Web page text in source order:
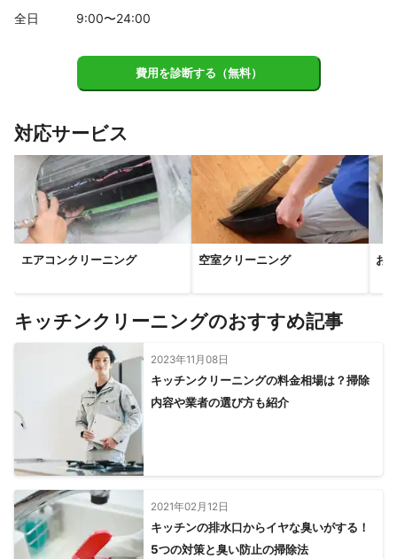
【埼玉県】
神奈川県
全日 9:00〜24:00
費用を診断する（無料）
対応サービス
エアコンクリーニング 空室クリーニング お
キッチンクリーニングのおすすめ記事
2023年11月08日
キッチンクリーニングの料金相場は？掃除
内容や業者の選び方も紹介
2021年02月12日
キッチンの排水口からイヤな臭いがする！
5つの対策と臭い防止の掃除法